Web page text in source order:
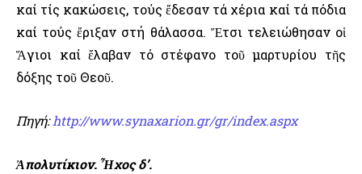
καί τίς κακώσεις, τούς ἔδεσαν τά χέρια καί τά πόδια
καί τούς ἔριξαν στή θάλασσα. Ἔτσι τελειώθησαν οἱ
Ἅγιοι καί ἔλαβαν τό στέφανο τοῦ μαρτυρίου τῆς
δόξης τοῦ Θεοῦ.
Πηγή:http://www.synaxarion.gr/gr/index.aspx
Ἀπολυτίκιον. Ἦχος δ’.